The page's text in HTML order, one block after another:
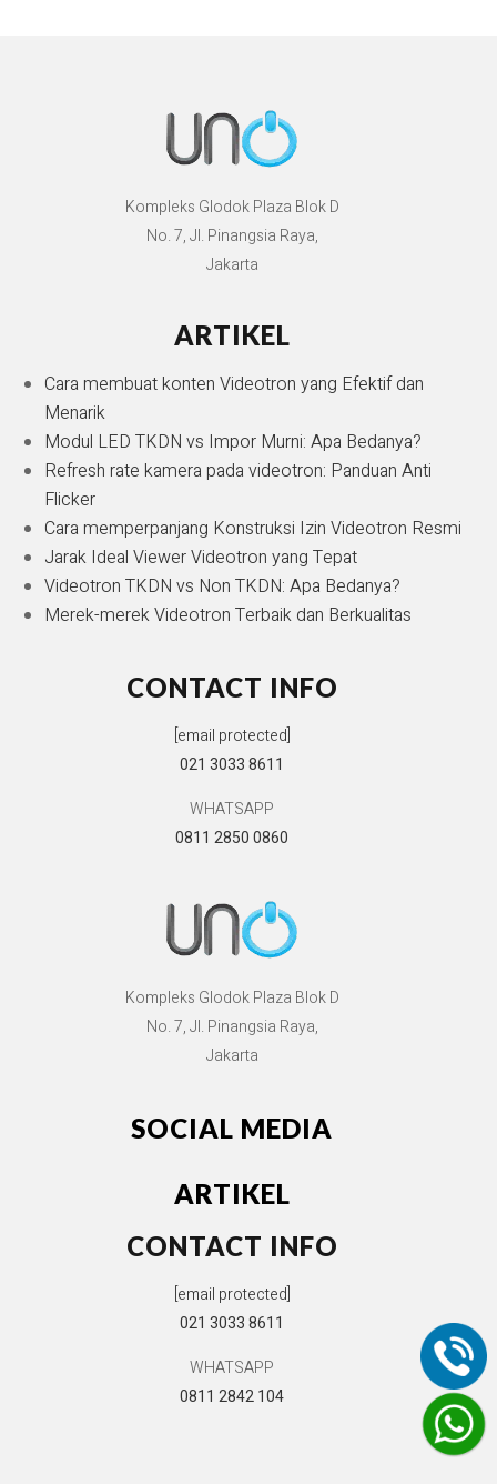
Kompleks Glodok Plaza Blok D
No. 7, Jl. Pinangsia Raya,
Jakarta
ARTIKEL
Cara membuat konten Videotron yang Efektif dan
Menarik
Modul LED TKDN vs Impor Murni: Apa Bedanya?
Refresh rate kamera pada videotron: Panduan Anti
Flicker
Cara memperpanjang Konstruksi Izin Videotron Resmi
Jarak Ideal Viewer Videotron yang Tepat
Videotron TKDN vs Non TKDN: Apa Bedanya?
Merek-merek Videotron Terbaik dan Berkualitas
CONTACT INFO
[email protected]
021 3033 8611
WHATSAPP
0811 2850 0860
Kompleks Glodok Plaza Blok D
No. 7, Jl. Pinangsia Raya,
Jakarta
SOCIAL MEDIA
ARTIKEL
CONTACT INFO
[email protected]
021 3033 8611
WHATSAPP
0811 2842 104